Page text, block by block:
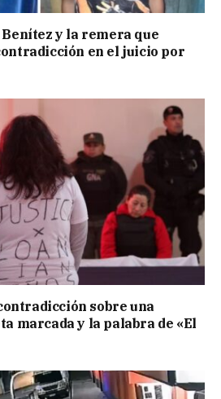
y la remera que
en el juicio por
sobre una
marcada y la palabra de «El